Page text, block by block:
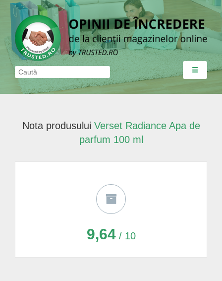
☰
Nota produsului Verset Radiance Apa de
parfum 100 ml
9,64/ 10